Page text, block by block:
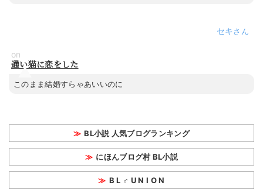
セキ
on
通い猫に恋をした
このまま結婚すらゃあいいのに
BL小説 人気ブログランキング
にほんブログ村 BL小説
B L ♂ U N I O N